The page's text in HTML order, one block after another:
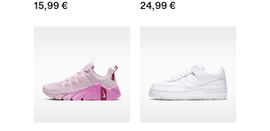
15,99 €
24,99 €